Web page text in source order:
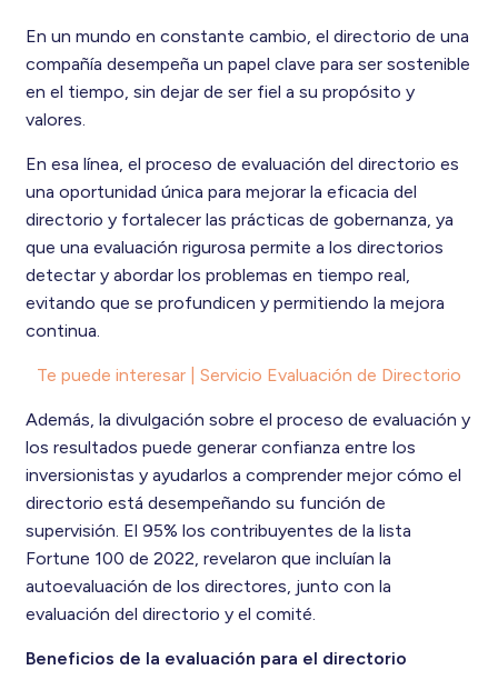
En un mundo en constante cambio, el directorio de una
compañía desempeña un papel clave para ser sostenible
en el tiempo, sin dejar de ser fiel a su propósito y
valores.
En esa línea, el proceso de evaluación del directorio es
una oportunidad única para mejorar la eficacia del
directorio y fortalecer las prácticas de gobernanza, ya
que una evaluación rigurosa permite a los directorios
detectar y abordar los problemas en tiempo real,
evitando que se profundicen y permitiendo la mejora
continua.
Te puede interesar | Servicio Evaluación de Directorio
Además, la divulgación sobre el proceso de evaluación y
los resultados puede generar confianza entre los
inversionistas y ayudarlos a comprender mejor cómo el
directorio está desempeñando su función de
supervisión. El 95% los contribuyentes de la lista
Fortune 100 de 2022, revelaron que incluían la
autoevaluación de los directores, junto con la
evaluación del directorio y el comité.
Beneficios de la evaluación para el directorio